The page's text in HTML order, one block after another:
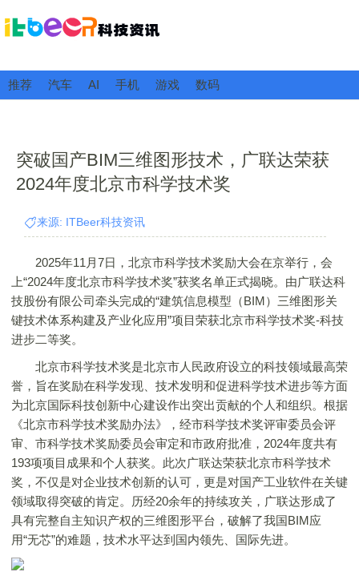
推荐 汽车 AI 手机 游戏 数码
突破国产BIM三维图形技术，广联达荣获
2024年度北京市科学技术奖
来源: ITBeer科技资讯
2025年11月7日，北京市科学技术奖励大会在京举行，会
上“2024年度北京市科学技术奖”获奖名单正式揭晓。由广联达科
技股份有限公司牵头完成的“建筑信息模型（BIM）三维图形关
键技术体系构建及产业化应用”项目荣获北京市科学技术奖-科技
进步二等奖。
北京市科学技术奖是北京市人民政府设立的科技领域最高荣
誉，旨在奖励在科学发现、技术发明和促进科学技术进步等方面
为北京国际科技创新中心建设作出突出贡献的个人和组织。根据
《北京市科学技术奖励办法》，经市科学技术奖评审委员会评
审、市科学技术奖励委员会审定和市政府批准，2024年度共有
193项项目成果和个人获奖。此次广联达荣获北京市科学技术
奖，不仅是对企业技术创新的认可，更是对国产工业软件在关键
领域取得突破的肯定。历经20余年的持续攻关，广联达形成了
具有完整自主知识产权的三维图形平台，破解了我国BIM应
用“无芯”的难题，技术水平达到国内领先、国际先进。